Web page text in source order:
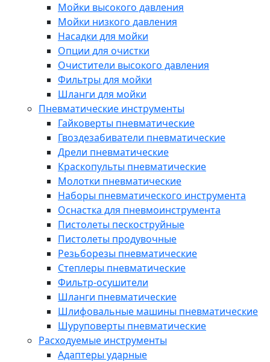
Мойки высокого давления
Мойки низкого давления
Насадки для мойки
Опции для очистки
Очистители высокого давления
Фильтры для мойки
Шланги для мойки
Пневматические инструменты
Гайковерты пневматические
Гвоздезабиватели пневматические
Дрели пневматические
Краскопульты пневматические
Молотки пневматические
Наборы пневматического инструмента
Оснастка для пневмоинструмента
Пистолеты пескоструйные
Пистолеты продувочные
Резьборезы пневматические
Степлеры пневматические
Фильтр-осушители
Шланги пневматические
Шлифовальные машины пневматические
Шуруповерты пневматические
Расходуемые инструменты
Адаптеры ударные